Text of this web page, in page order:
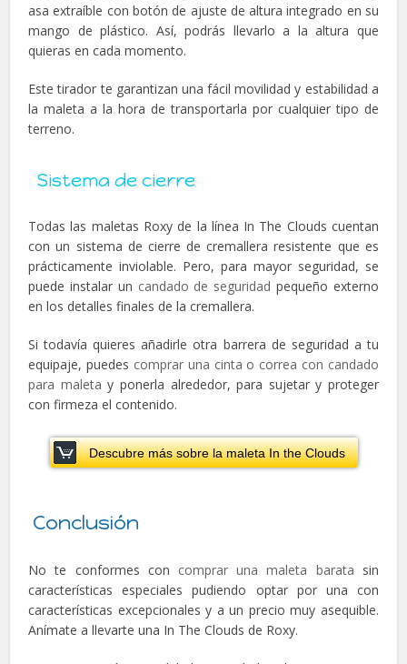
asa extraíble con botón de ajuste de altura integrado en su
mango de plástico. Así, podrás llevarlo a la altura que
quieras en cada momento.
Este tirador te garantizan una fácil movilidad y estabilidad a
la maleta a la hora de transportarla por cualquier tipo de
terreno.
Sistema de cierre
Todas las maletas Roxy de la línea In The Clouds cuentan
con un sistema de cierre de cremallera resistente que es
prácticamente inviolable. Pero, para mayor seguridad, se
puede instalar un candado de seguridad pequeño externo
en los detalles finales de la cremallera.
Si todavía quieres añadirle otra barrera de seguridad a tu
equipaje, puedes comprar una cinta o correa con candado
para maleta y ponerla alrededor, para sujetar y proteger
con firmeza el contenido.
Descubre más sobre la maleta In the Clouds
Conclusión
No te conformes con comprar una maleta barata sin
características especiales pudiendo optar por una con
características excepcionales y a un precio muy asequible.
Anímate a llevarte una In The Clouds de Roxy.